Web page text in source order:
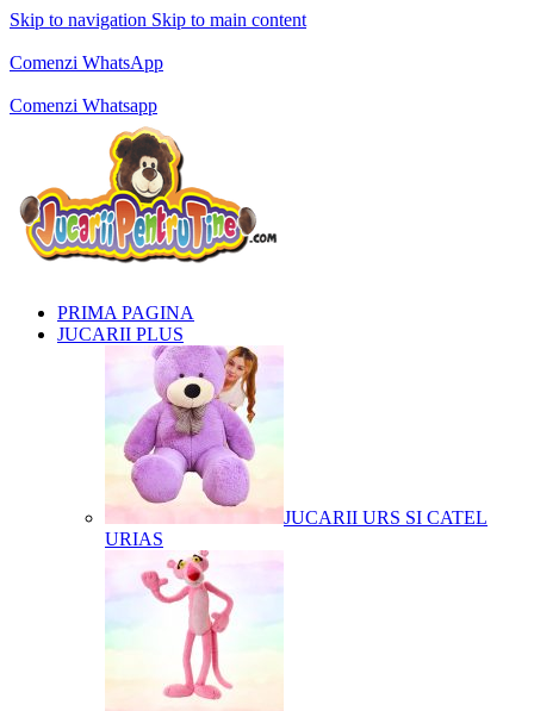
Skip to navigation Skip to main content
Comenzi WhatsApp
Comenzi Whatsapp
PRIMA PAGINA
JUCARII PLUS
JUCARII URS SI CATEL
URIAS